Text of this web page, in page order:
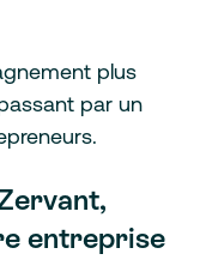
plus
par un
entreprise